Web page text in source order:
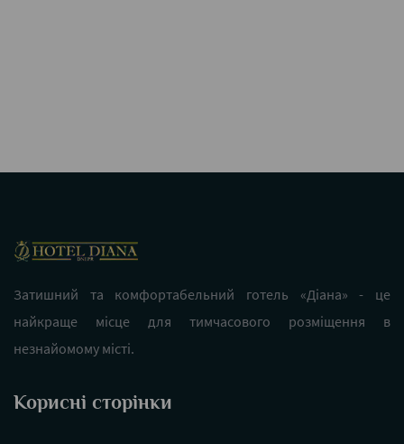
Затишний та комфортабельний готель «Діана» - це
найкраще місце для тимчасового розміщення в
незнайомому місті.
Корисні сторінки